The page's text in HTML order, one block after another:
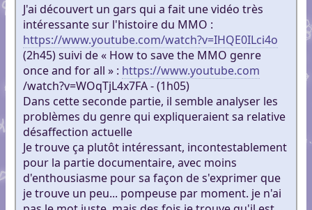
J'ai découvert un gars qui a fait une vidéo très
intéressante sur l'histoire du MMO :
https://www.youtube.com/watch?v=IHQE0ILci4o
(2h45) suivi de « How to save the MMO genre
once and for all » : https://www.youtube.com
/watch?v=WOqTjL4x7FA - (1h05)
Dans cette seconde partie, il semble analyser les
problèmes du genre qui expliqueraient sa relative
désaffection actuelle
Je trouve ça plutôt intéressant, incontestablement
pour la partie documentaire, avec moins
d'enthousiasme pour sa façon de s'exprimer que
je trouve un peu... pompeuse par moment. je n'ai